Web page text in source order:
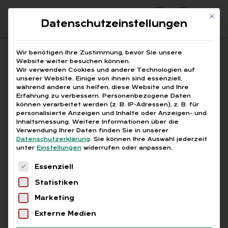
Suchfeld
Suchen
Breadcrumb-Navigation
STARTSEITE
ARTIKEL
EINKOMMENSGRENZE FÜR MIDIJOBS STEIGT …
Free
Ein­kom­mens­gren­ze für
Mi­di­jobs steigt auf 2.000
Euro
Mit
Datenschutzeinstellungen
Wir benötigen Ihre Zustimmung, bevor Sie unsere
Website weiter besuchen können.
Wir verwenden Cookies und andere Technologien auf
unserer Website. Einige von ihnen sind essenziell,
während andere uns helfen, diese Website und Ihre
Erfahrung zu verbessern. Personenbezogene Daten
können verarbeitet werden (z. B. IP-Adressen), z. B. für
personalisierte Anzeigen und Inhalte oder Anzeigen- und
Inhaltsmessung. Weitere Informationen über die
Verwendung Ihrer Daten finden Sie in unserer
Datenschutzerklärung. Sie können Ihre Auswahl jederzeit
unter Einstellungen widerrufen oder anpassen.
Es folgt eine Liste der Service-Gruppen, für
Essenziell
Statistiken
Marketing
Externe Medien